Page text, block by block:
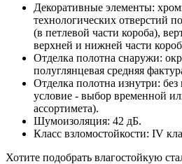
Декоративные элементы:
технологических отверстий
(в петлевой части короба),
верхней и нижней части
Отделка полотна снаружи:
полуглянцевая средняя
Отделка полотна изнутри: без
условие - выбор временной
ассортимета).
Шумоизоляция: 42 дБ.
Класс взломостойкости: IV
Хотите подобрать влагостойкую